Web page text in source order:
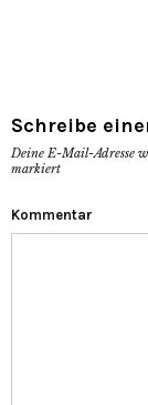
Schreibe
Deine E-Mail-Adresse
markiert
Kommentar